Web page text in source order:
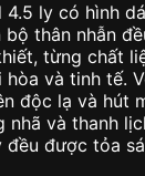
4.5 ly có hình
thân nhẫn
từng chất
và tinh tế.
độc lạ và hút
nhã và thanh
được tỏa